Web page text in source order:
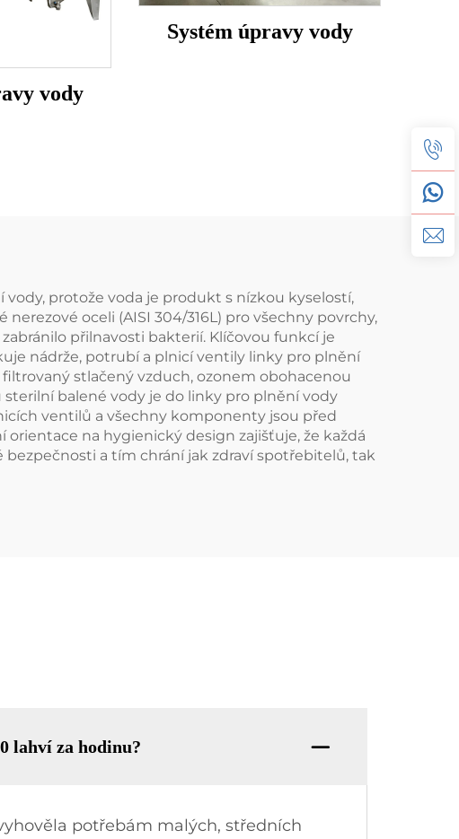
vody
Systém úpravy vody
protože voda je produkt s nízkou kyselostí,
oceli (AISI 304/316L) pro všechny povrchy,
přilnavosti bakterií. Klíčovou funkcí je
nádrže, potrubí a plnicí ventily linky pro plnění
stlačený vzduch, ozonem obohacenou
balené vody je do linky pro plnění vody
ventilů a všechny komponenty jsou před
na hygienický design zajišťuje, že každá
a tím chrání jak zdraví spotřebitelů, tak
lahví za hodinu?
potřebám malých, středních